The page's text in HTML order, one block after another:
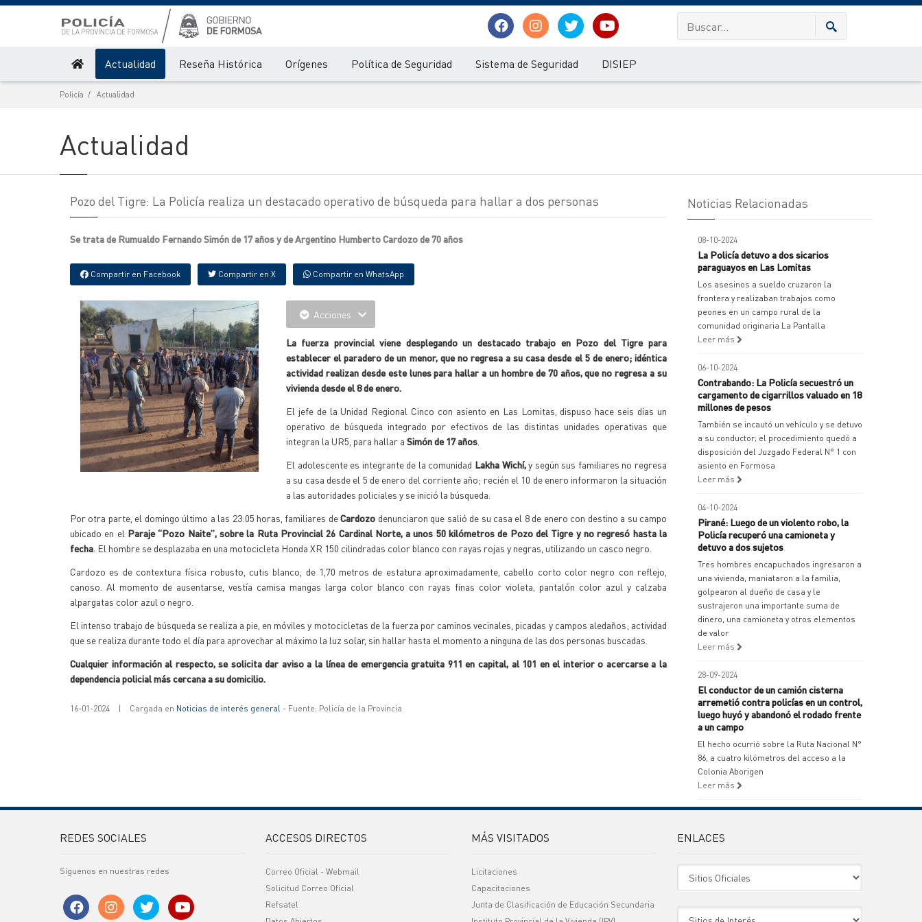
Actualidad Reseña Histórica Orígenes Política de Seguridad Sistema de Seguridad DISIEP
Policía Actualidad
Actualidad
Pozo del Tigre: La Policía realiza un destacado operativo de búsqueda para hallar a dos personas
Se trata de Rumualdo Fernando Simón de 17 años y de Argentino Humberto Cardozo de 70 años
Compartir en Facebook Compartir en X Compartir en WhatsApp
Acciones
La fuerza provincial viene desplegando un destacado trabajo en Pozo del Tigre para
establecer el paradero de un menor, que no regresa a su casa desde el 5 de enero; idéntica
actividad realizan desde este lunes para hallar a un hombre de 70 años, que no regresa a su
vivienda desde el 8 de enero.
El jefe de la Unidad Regional Cinco con asiento en Las Lomitas, dispuso hace seis días un
operativo de búsqueda integrado por efectivos de las distintas unidades operativas que
integran la UR5, para hallar a Simón de 17 años.
El adolescente es integrante de la comunidad Lakha Wichí,y según sus familiares no regresa
a su casa desde el 5 de enero del corriente año; recién el 10 de enero informaron la situación
a las autoridades policiales y se inició la búsqueda.
Por otra parte, el domingo último a las 23:05 horas, familiares deCardozo denunciaron que salió de su casa el 8 de enero con destino a su campo
ubicado en el Paraje “Pozo Naite”, sobre la Ruta Provincial 26 Cardinal Norte, a unos 50 kilómetros de Pozo del Tigre y no regresó hasta la
fecha . El hombre se desplazaba en una motocicleta Honda XR 150 cilindradas color blanco con rayas rojas y negras, utilizando un casco negro.
Cardozo es de contextura física robusto, cutis blanco, de 1,70 metros de estatura aproximadamente, cabello corto color negro con reflejo,
canoso. Al momento de ausentarse, vestía camisa mangas larga color blanco con rayas finas color violeta, pantalón color azul y calzaba
alpargatas color azul o negro.
El intenso trabajo de búsqueda se realiza a pie, en móviles y motocicletas de la fuerza por caminos vecinales, picadas y campos aledaños; actividad
que se realiza durante todo el día para aprovechar al máximo la luz solar, sin hallar hasta el momento a ninguna de las dos personas buscadas.
Cualquier información al respecto, se solicita dar aviso a la línea de emergencia gratuita 911 en capital, al 101 en el interior o acercarse a la
dependencia policial más cercana a su domicilio.
16-01-2024 | Cargada en Noticias de interés general - Fuente: Policía de la Provincia
Noticias Relacionadas
08-10-2024
La Policía detuvo a dos sicarios
paraguayos en Las Lomitas
Los asesinos a sueldo cruzaron la
frontera y realizaban trabajos como
peones en un campo rural de la
comunidad originaria La Pantalla
Leer más
06-10-2024
Contrabando: La Policía secuestró un
cargamento de cigarrillos valuado en 18
millones de pesos
También se incautó un vehículo y se detuvo
a su conductor; el procedimiento quedó a
disposición del Juzgado Federal N° 1 con
asiento en Formosa
Leer más
04-10-2024
Pirané: Luego de un violento robo, la
Policía recuperó una camioneta y
detuvo a dos sujetos
Tres hombres encapuchados ingresaron a
una vivienda, maniataron a la familia,
golpearon al dueño de casa y le
sustrajeron una importante suma de
dinero, una camioneta y otros elementos
de valor
Leer más
28-09-2024
El conductor de un camión cisterna
arremetió contra policías en un control,
luego huyó y abandonó el rodado frente
a un campo
El hecho ocurrió sobre la Ruta Nacional N°
86, a cuatro kilómetros del acceso a la
Colonia Aborigen
Leer más
REDES SOCIALES
Síguenos en nuestras redes
ACCESOS DIRECTOS
Correo Oficial - Webmail
Solicitud Correo Oficial
Refsatel
MÁS VISITADOS
Licitaciones
Capacitaciones
Junta de Clasificación de Educación Secundaria
ENLACES